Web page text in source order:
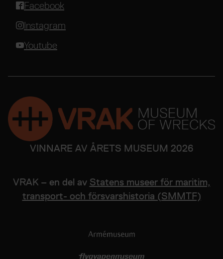
Facebook
Instagram
Youtube
VINNARE AV ÅRETS MUSEUM 2026
VRAK – en del av Statens museer för maritim,
transport- och försvarshistoria (SMMTF)